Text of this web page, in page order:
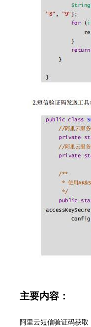
主要内容：
阿里云短信验证码获取